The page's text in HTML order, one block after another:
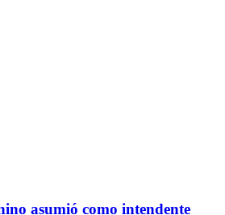
asumió como intendente